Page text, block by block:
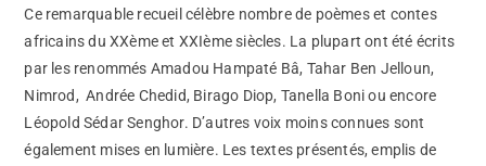
Ce remarquable recueil célèbre nombre de poèmes et contes
africains du XXème et XXIème siècles. La plupart ont été écrits
par les renommés Amadou Hampaté Bâ, Tahar Ben Jelloun,
Nimrod, Andrée Chedid, Birago Diop, Tanella Boni ou encore
Léopold Sédar Senghor. D’autres voix moins connues sont
également mises en lumière. Les textes présentés, emplis de